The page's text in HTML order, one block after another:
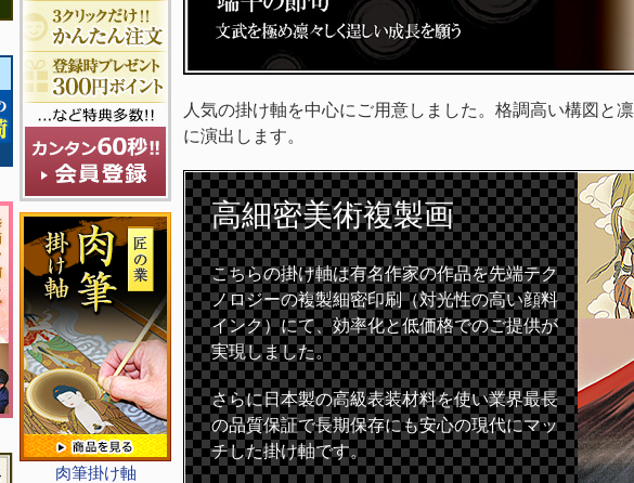
肉筆掛け軸
人気の掛け軸を中心にご用意しました。格調高い構図と
に演出します。
高細密美術複製画
こちらの掛け軸は有名作家の作品を先端テク
ノロジーの複製細密印刷（対光性の高い顔料
インク）にて、効率化と低価格でのご提供が
実現しました。
さらに日本製の高級表装材料を使い業界最長
の品質保証で長期保存にも安心の現代にマッ
チした掛け軸です。